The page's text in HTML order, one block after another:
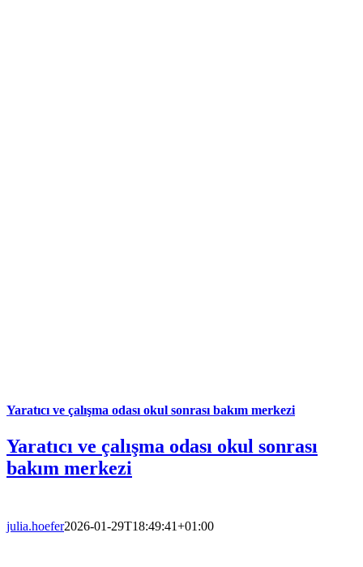
Yaratıcı ve çalışma odası okul sonrası bakım merkezi
Yaratıcı ve çalışma odası okul sonrası
bakım merkezi
julia.hoefer2026-01-29T18:49:41+01:00